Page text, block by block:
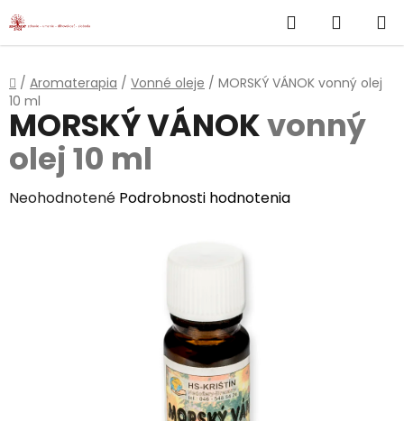
Prejsť
na
Hľadať
KOŠÍK
Domov
/ Aromaterapia / Vonné oleje / MORSKÝ VÁNOK vonný olej
10 ml
MORSKÝ VÁNOKvonný
olej 10 ml
Priemerné
Neohodnotené Podrobnosti hodnotenia